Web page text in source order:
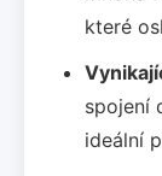
které
spojení
ideální